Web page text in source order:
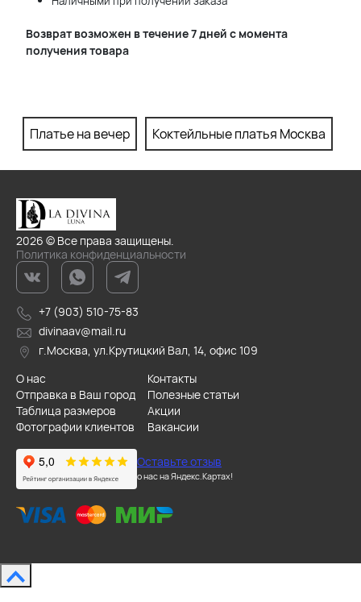
Возврат возможен в течение 7 дней с момента
получения товара
Платье на вечер Коктейльные платья Москва
2026 © Все права защищены.
Политика конфиденциальности
+7 (903) 510-75-83
divinaav@mail.ru
г.Москва, ул.Крутицкий Вал, 14, офис 109
О нас
Контакты
Отправка в Ваш город
Полезные статьи
Таблица размеров
Акции
Фотографии клиентов
Вакансии
Оставьте отзыв
о нас на Яндекс.Картах!